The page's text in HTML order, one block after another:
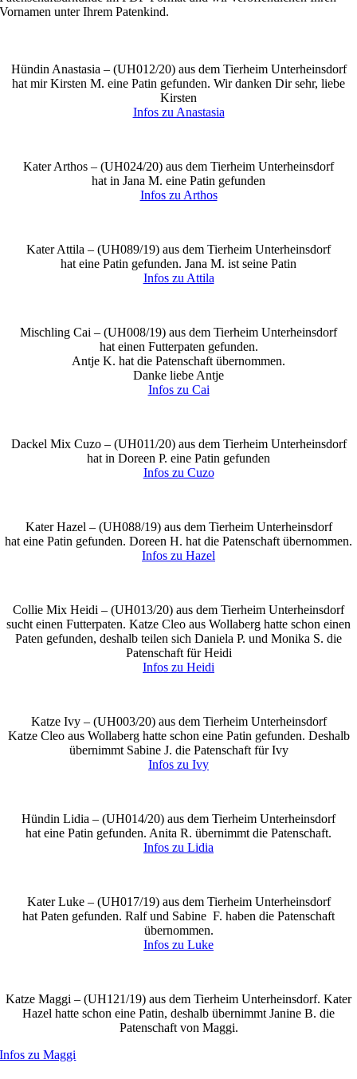
Vornamen unter Ihrem Patenkind.
Hündin Anastasia – (UH012/20) aus dem Tierheim Unterheinsdorf
hat mir Kirsten M. eine Patin gefunden. Wir danken Dir sehr, liebe
Kirsten
Infos zu Anastasia
Kater Arthos – (UH024/20) aus dem Tierheim Unterheinsdorf
hat in Jana M. eine Patin gefunden
Infos zu Arthos
Kater Attila – (UH089/19) aus dem Tierheim Unterheinsdorf
hat eine Patin gefunden. Jana M. ist seine Patin
Infos zu Attila
Mischling Cai – (UH008/19) aus dem Tierheim Unterheinsdorf
hat einen Futterpaten gefunden.
Antje K. hat die Patenschaft übernommen.
Danke liebe Antje
Infos zu Cai
Dackel Mix Cuzo – (UH011/20) aus dem Tierheim Unterheinsdorf
hat in Doreen P. eine Patin gefunden
Infos zu Cuzo
Kater Hazel – (UH088/19) aus dem Tierheim Unterheinsdorf
hat eine Patin gefunden. Doreen H. hat die Patenschaft übernommen.
Infos zu Hazel
Collie Mix Heidi – (UH013/20) aus dem Tierheim Unterheinsdorf
sucht einen Futterpaten. Katze Cleo aus Wollaberg hatte schon einen
Paten gefunden, deshalb teilen sich Daniela P. und Monika S. die
Patenschaft für Heidi
Infos zu Heidi
Katze Ivy – (UH003/20) aus dem Tierheim Unterheinsdorf
Katze Cleo aus Wollaberg hatte schon eine Patin gefunden. Deshalb
übernimmt Sabine J. die Patenschaft für Ivy
Infos zu Ivy
Hündin Lidia – (UH014/20) aus dem Tierheim Unterheinsdorf
hat eine Patin gefunden. Anita R. übernimmt die Patenschaft.
Infos zu Lidia
Kater Luke – (UH017/19) aus dem Tierheim Unterheinsdorf
hat Paten gefunden. Ralf und Sabine F. haben die Patenschaft
übernommen.
Infos zu Luke
Katze Maggi – (UH121/19) aus dem Tierheim Unterheinsdorf. Kater
Hazel hatte schon eine Patin, deshalb übernimmt Janine B. die
Patenschaft von Maggi.
Infos zu Maggi